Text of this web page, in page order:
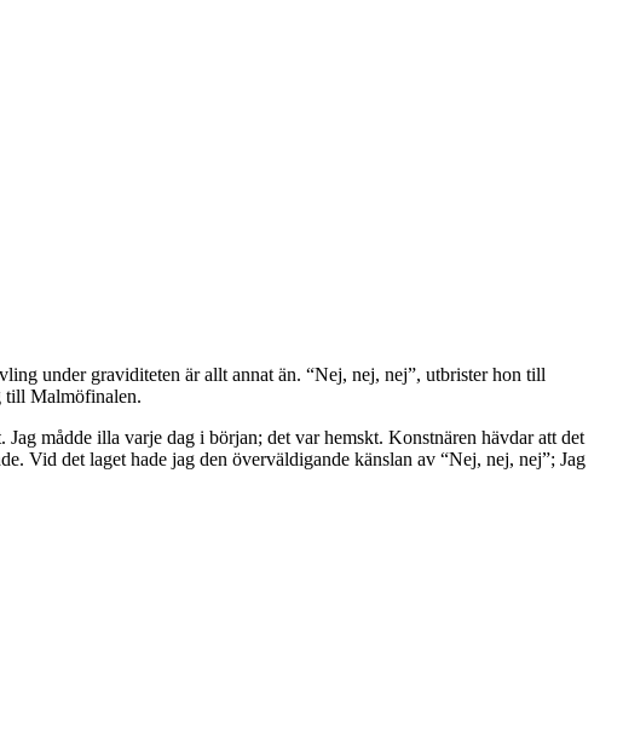
under graviditeten är allt annat än. “Nej, nej, nej”, utbrister hon till
till Malmöfinalen.
mådde illa varje dag i början; det var hemskt. Konstnären hävdar att det
Vid det laget hade jag den överväldigande känslan av “Nej, nej, nej”; Jag